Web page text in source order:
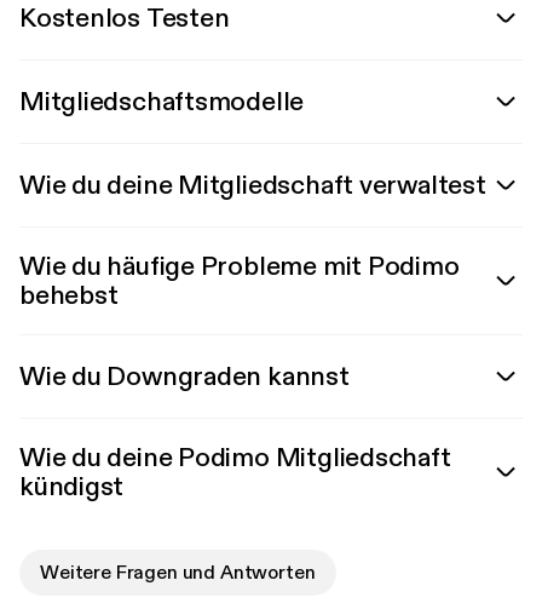
Kostenlos Testen
Mitgliedschaftsmodelle
Wie du deine Mitgliedschaft verwaltest
Wie du häufige Probleme mit Podimo
behebst
Wie du Downgraden kannst
Wie du deine Podimo Mitgliedschaft
kündigst
Weitere Fragen und Antworten